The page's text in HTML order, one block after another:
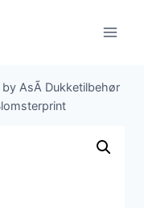
AsÃ­ Dukketilbehør